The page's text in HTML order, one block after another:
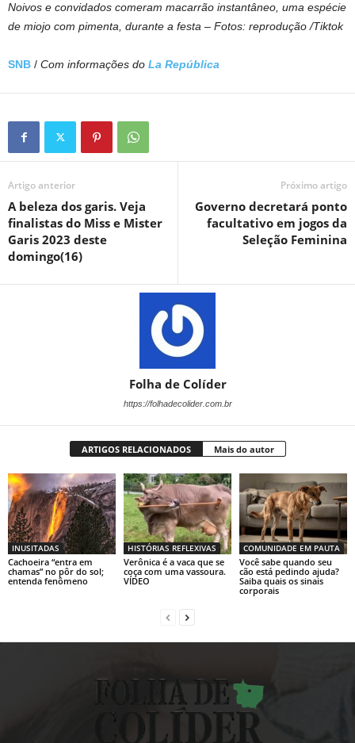
Noivos e convidados comeram macarrão instantâneo, uma espécie
de miojo com pimenta, durante a festa – Fotos: reprodução /Tiktok
SNB / Com informações do La República
Artigo anterior
A beleza dos garis. Veja
finalistas do Miss e Mister
Garis 2023 deste
domingo(16)
Próximo artigo
Governo decretará ponto
facultativo em jogos da
Seleção Feminina
Folha de Colíder
https://folhadecolider.com.br
ARTIGOS RELACIONADOS Mais do autor
INUSITADAS
Cachoeira “entra em
chamas” no pôr do sol;
entenda fenômeno
HISTÓRIAS REFLEXIVAS
Verônica é a vaca que se
coça com uma vassoura.
VÍDEO
COMUNIDADE EM PAUTA
Você sabe quando seu
cão está pedindo ajuda?
Saiba quais os sinais
corporais